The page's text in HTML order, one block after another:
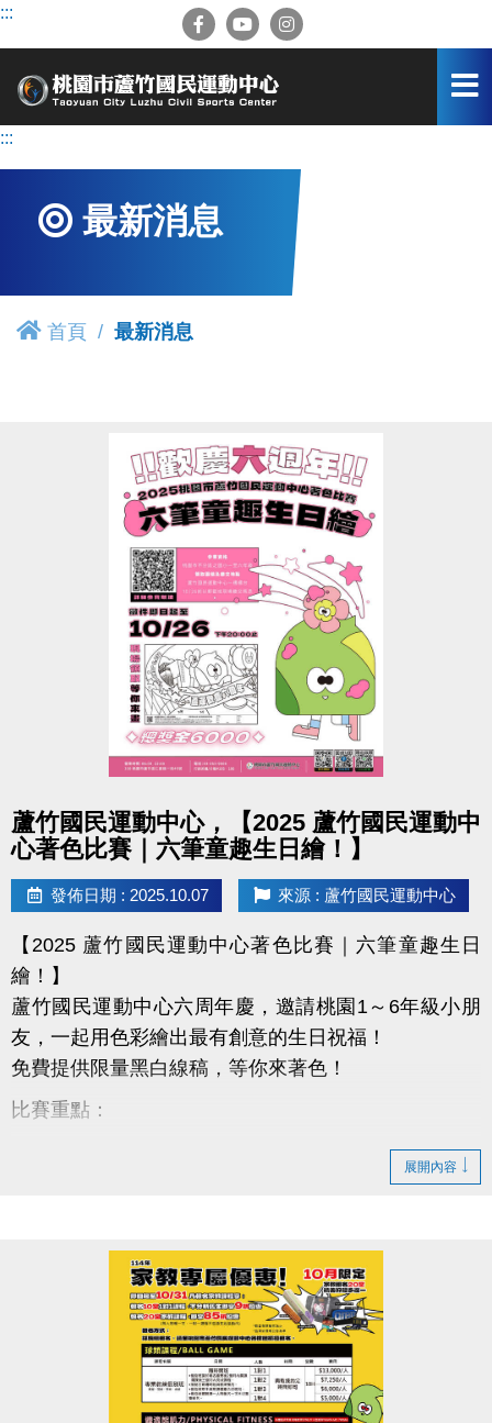
跳
容
:::
:::
最新消息
首頁 最新消息
蘆竹國民運動中心，【2025 蘆竹國民運動中
心著色比賽｜六筆童趣生日繪！】
發佈日期 : 2025.10.07 來源 : 蘆竹國民運動中心
【2025 蘆竹國民運動中心著色比賽｜六筆童趣生日
繪！】
蘆竹國民運動中心六周年慶，邀請桃園1～6年級小朋
友，一起用色彩繪出最有創意的生日祝福！
免費提供限量黑白線稿，等你來著色！
比賽重點：
免費索取中心限定著色稿（數量有限，送完為止）
參賽資格：桃園市國小1～6年級學生（設籍或就讀皆
投稿時間：10/6～10/26 晚上8點前
投稿地點：蘆竹國民運動中心一樓櫃台
總獎金高達6,000元，還有作品展出機會！
快帶著孩子來參加，讓創意變成驚喜大獎！
展開內容